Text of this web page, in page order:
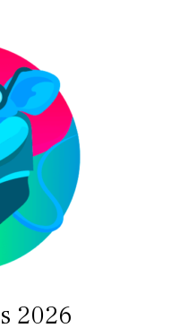
2026